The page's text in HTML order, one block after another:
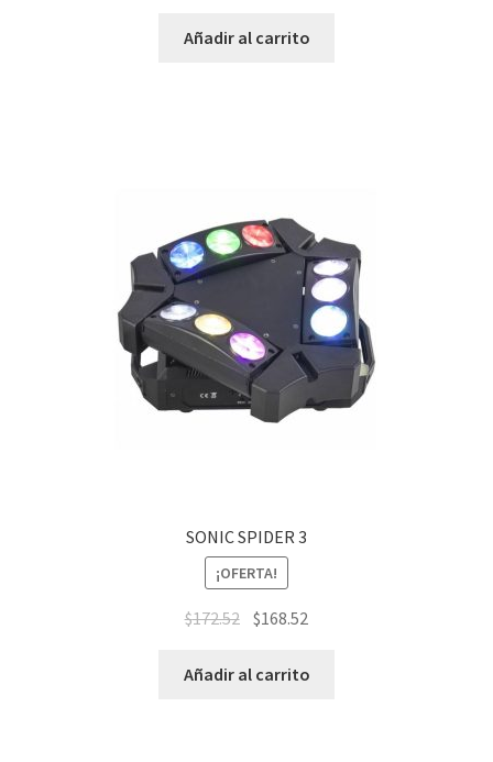
Añadir al carrito
SONIC SPIDER 3
¡OFERTA!
$172.52 $168.52
Añadir al carrito